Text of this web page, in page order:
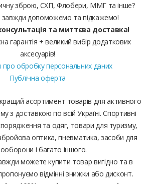
зброю, СХП, Флобери, ММГ та інше?
завжди допоможемо та підкажемо!
та миттєва доставка!
гарантія + великий вибір додаткових
аксесуарів!
обробку персональних даних
Публічна оферта
асортимент товарів для активного
з доставкою по всій Україні. Спортивні
та одяг, товари для туризму,
оптика, пневматика, засоби для
і багато іншого.
можете купити товар вигідно та в
відмінні знижки або дисконт.